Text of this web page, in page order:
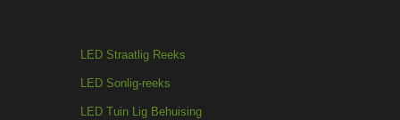
LED Straatlig Reeks
LED Sonlig-reeks
LED Tuin Lig Behuising